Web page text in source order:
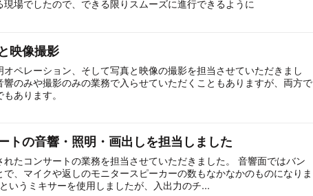
現場でしたので、できる限りスムーズに進行できるように
映像撮影
ペレーション、そして写真と映像の撮影を担当させていただきまし
のみや撮影のみの業務で入らせていただくこともありますが、両方で
あります。
トの音響・照明・画出しを担当しました
たコンサートの業務を担当させていただきました。 音響面ではバン
で、マイクや返しのモニタースピーカーの数もなかなかのものになりま
いうミキサーを使用しましたが、入出力のチ...